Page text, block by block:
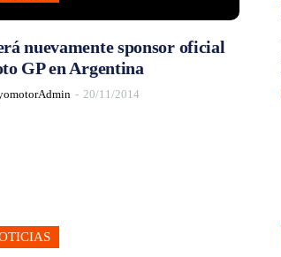
nuevamente sponsor oficial
GP en Argentina
- 20/11/2014